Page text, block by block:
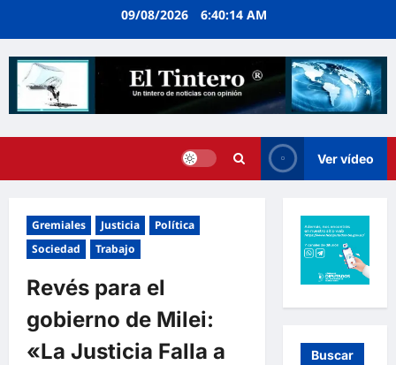
09/08/2026 6:40:14 AM
Ver vídeo
Gremiales Justicia
Política
Sociedad
Trabajo
Revés para el
gobierno de Milei:
«La Justicia Falla a
Buscar